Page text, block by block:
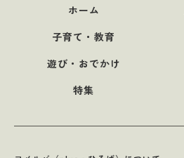
ホーム
子育て・教育
遊び・おでかけ
特集